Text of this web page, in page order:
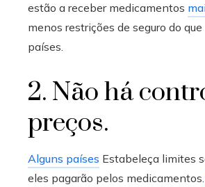
estão a receber medicamentos
menos restrições de seguro do
países.
2. Não há
preços.
Alguns países Estabeleça limites
eles pagarão pelos medicamentos.